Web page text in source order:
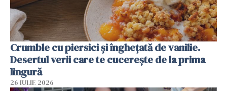
Crumble cu piersici și înghețată de vanilie.
Desertul verii care te cucerește de la prima
lingură
26 IULIE 2026